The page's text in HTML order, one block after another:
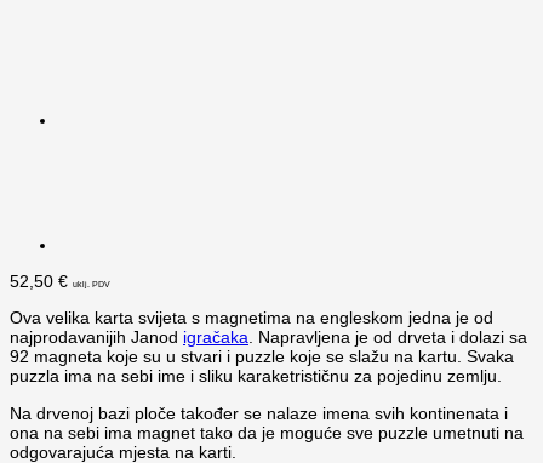
52,50 € uklj. PDV
Ova velika karta svijeta s magnetima na engleskom jedna je od
najprodavanijih Janod igračaka. Napravljena je od drveta i dolazi sa
92 magneta koje su u stvari i puzzle koje se slažu na kartu. Svaka
puzzla ima na sebi ime i sliku karaketrističnu za pojedinu zemlju.
Na drvenoj bazi ploče također se nalaze imena svih kontinenata i
ona na sebi ima magnet tako da je moguće sve puzzle umetnuti na
odgovarajuća mjesta na karti.